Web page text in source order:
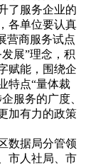
了服务企业的
各单位要认真
营商服务试点
展”理念，积
赋能，围绕企
特点“量体裁
服务的广度、
加有力的政策
数据局分管领
市人社局、市